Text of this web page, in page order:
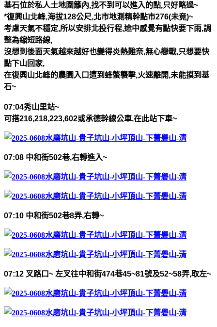
基石位於私人土地圍籬內,找不到可以進入的點,只好略過~
*復興山北峰,海拔128公尺,北市地測精幹點市276(未竟)~
考慮天氣不穩定,所以安排北投行程,途中感覺有點快要下雨,調
整為縮短路線,
沒想到後面天氣越來越好也變得炎熱難奈,無心戀戰,只想要快
點下山回家,
在復興山北峰的農園入口遭到蜂螫襲擊,火速離開,未能摸到基
石~
07:04秀山里站~
可搭216,218,223,602或承德幹線公車,在此站下車~
07:08 中和街502巷,右轉進入~
07:10 中和街502巷8弄,右轉~
07:12 叉路口~ 左叉往中和街474巷45~81號及52~58弄,取左~